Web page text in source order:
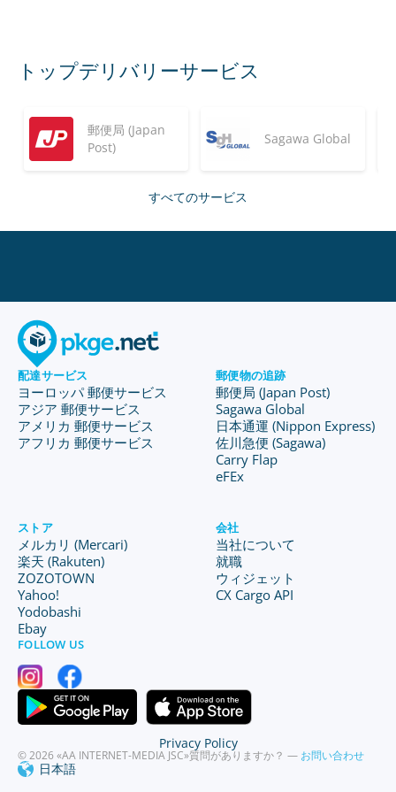
トップデリバリーサービス
郵便局 (Japan
Post)
Sagawa Global
すべてのサービス
配達サービス
ヨーロッパ 郵便サービス
アジア 郵便サービス
アメリカ 郵便サービス
アフリカ 郵便サービス
郵便物の追跡
郵便局 (Japan Post)
Sagawa Global
日本通運 (Nippon Express)
佐川急便 (Sagawa)
Carry Flap
eFEx
ストア
メルカリ (Mercari)
楽天 (Rakuten)
ZOZOTOWN
Yahoo!
Yodobashi
Ebay
会社
当社について
就職
ウィジェット
CX Cargo API
FOLLOW US
© 2026 «AA INTERNET-MEDIA JSC»質問がありますか？ — お問い合わせ
日本語
Privacy Policy